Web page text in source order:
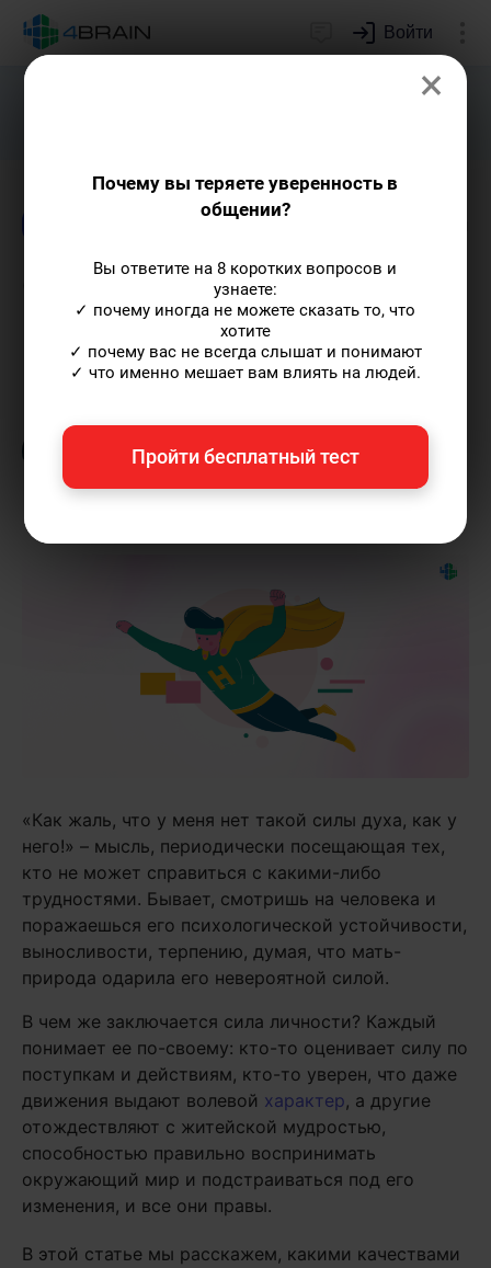
Войти
Подарим индивидуальный план
Известные личности
Сильная личность: черты,
примеры, теории
курсов, профессиональный hr-менеджер.
Пишу статьи по теме«Известные личности»
и не только, а также рекомендую курс
«Лучшие техники коммуникации».
«Как жаль, что у меня нет такой силы духа, как у
него!» – мысль, периодически посещающая тех,
кто не может справиться с какими-либо
трудностями. Бывает, смотришь на человека и
поражаешься его психологической устойчивости,
выносливости, терпению, думая, что мать-
природа одарила его невероятной силой.
В чем же заключается сила личности? Каждый
понимает ее по-своему: кто-то оценивает силу по
поступкам и действиям, кто-то уверен, что даже
движения выдают волевой характер, а другие
отождествляют с житейской мудростью,
способностью правильно воспринимать
окружающий мир и подстраиваться под его
изменения, и все они правы.
В этой статье мы расскажем, какими качествами
×
Почему вы теряете уверенность в
общении?
Вы ответите на 8 коротких вопросов и
узнаете:
✓ почему иногда не можете сказать то, что
хотите
✓ почему вас не всегда слышат и понимают
✓ что именно мешает вам влиять на людей.
Пройти бесплатный тест